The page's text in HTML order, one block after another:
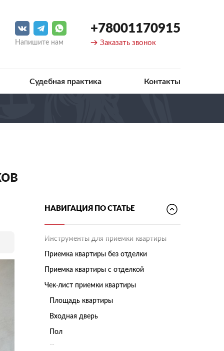
Напишите нам
+78001170915
Заказать звонок
Судебная практика Контакты
НАВИГАЦИЯ ПО СТАТЬЕ
Инструменты для приемки квартиры
Приемка квартиры без отделки
Приемка квартиры с отделкой
Чек-лист приемки квартиры
Площадь квартиры
Входная дверь
Пол